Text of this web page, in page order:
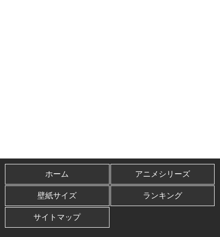
ホーム アニメシリーズ
壁紙サイズ ランキング
サイトマップ